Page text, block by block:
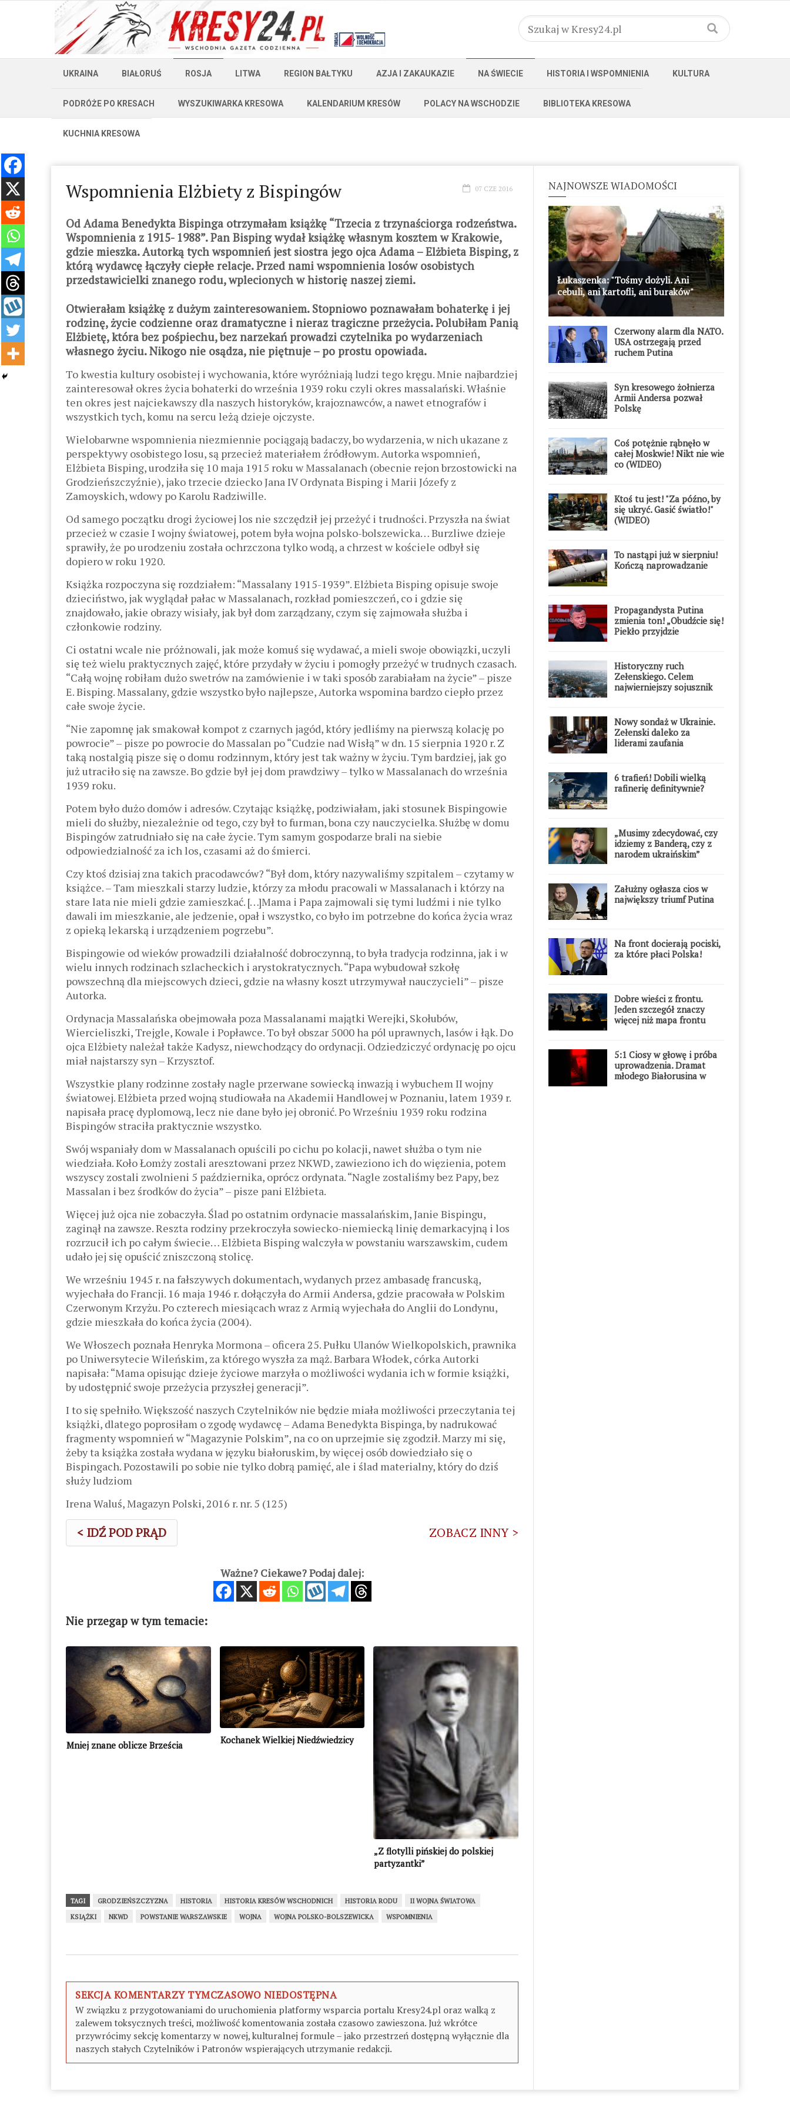
UKRAINA BIAŁORUŚ ROSJA LITWA REGION BAŁTYKU AZJA I ZAKAUKAZIE NA ŚWIECIE HISTORIA I WSPOMNIENIA KULTURA
PODRÓŻE PO KRESACH WYSZUKIWARKA KRESOWA KALENDARIUM KRESÓW POLACY NA WSCHODZIE BIBLIOTEKA KRESOWA
KUCHNIA KRESOWA
Wspomnienia Elżbiety z Bispingów 07 CZE 2016
Od Adama Benedykta Bispinga otrzymałam książkę “Trzecia z trzynaściorga rodzeństwa.
Wspomnienia z 1915- 1988”. Pan Bisping wydał książkę własnym kosztem w Krakowie,
gdzie mieszka. Autorką tych wspomnień jest siostra jego ojca Adama – Elżbieta Bisping, z
którą wydawcę łączyły ciepłe relacje. Przed nami wspomnienia losów osobistych
przedstawicielki znanego rodu, wplecionych w historię naszej ziemi.
Otwierałam książkę z dużym zainteresowaniem. Stopniowo poznawałam bohaterkę i jej
rodzinę, życie codzienne oraz dramatyczne i nieraz tragiczne przeżycia. Polubiłam Panią
Elżbietę, która bez pośpiechu, bez narzekań prowadzi czytelnika po wydarzeniach
własnego życiu. Nikogo nie osądza, nie piętnuje – po prostu opowiada.
To kwestia kultury osobistej i wychowania, które wyróżniają ludzi tego kręgu. Mnie najbardziej
zainteresował okres życia bohaterki do września 1939 roku czyli okres massalański. Właśnie
ten okres jest najciekawszy dla naszych historyków, krajoznawców, a nawet etnografów i
wszystkich tych, komu na sercu leżą dzieje ojczyste.
Wielobarwne wspomnienia niezmiennie pociągają badaczy, bo wydarzenia, w nich ukazane z
perspektywy osobistego losu, są przecież materiałem źródłowym. Autorka wspomnień,
Elżbieta Bisping, urodziła się 10 maja 1915 roku w Massalanach (obecnie rejon brzostowicki na
Grodzieńszczyźnie), jako trzecie dziecko Jana IV Ordynata Bisping i Marii Józefy z
Zamoyskich, wdowy po Karolu Radziwille.
Od samego początku drogi życiowej los nie szczędził jej przeżyć i trudności. Przyszła na świat
przecież w czasie I wojny światowej, potem była wojna polsko-bolszewicka… Burzliwe dzieje
sprawiły, że po urodzeniu została ochrzczona tylko wodą, a chrzest w kościele odbył się
dopiero w roku 1920.
Książka rozpoczyna się rozdziałem: “Massalany 1915-1939”. Elżbieta Bisping opisuje swoje
dzieciństwo, jak wyglądał pałac w Massalanach, rozkład pomieszczeń, co i gdzie się
znajdowało, jakie obrazy wisiały, jak był dom zarządzany, czym się zajmowała służba i
członkowie rodziny.
Ci ostatni wcale nie próżnowali, jak może komuś się wydawać, a mieli swoje obowiązki, uczyli
się też wielu praktycznych zajęć, które przydały w życiu i pomogły przeżyć w trudnych czasach.
“Całą wojnę robiłam dużo swetrów na zamówienie i w taki sposób zarabiałam na życie” – pisze
E. Bisping. Massalany, gdzie wszystko było najlepsze, Autorka wspomina bardzo ciepło przez
całe swoje życie.
“Nie zapomnę jak smakował kompot z czarnych jagód, który jedliśmy na pierwszą kolację po
powrocie” – pisze po powrocie do Massalan po “Cudzie nad Wisłą” w dn. 15 sierpnia 1920 r. Z
taką nostalgią pisze się o domu rodzinnym, który jest tak ważny w życiu. Tym bardziej, jak go
już utraciło się na zawsze. Bo gdzie był jej dom prawdziwy – tylko w Massalanach do września
1939 roku.
Potem było dużo domów i adresów. Czytając książkę, podziwiałam, jaki stosunek Bispingowie
mieli do służby, niezależnie od tego, czy był to furman, bona czy nauczycielka. Służbę w domu
Bispingów zatrudniało się na całe życie. Tym samym gospodarze brali na siebie
odpowiedzialność za ich los, czasami aż do śmierci.
Czy ktoś dzisiaj zna takich pracodawców? “Był dom, który nazywaliśmy szpitalem – czytamy w
książce. – Tam mieszkali starzy ludzie, którzy za młodu pracowali w Massalanach i którzy na
stare lata nie mieli gdzie zamieszkać. […]Mama i Papa zajmowali się tymi ludźmi i nie tylko
dawali im mieszkanie, ale jedzenie, opał i wszystko, co było im potrzebne do końca życia wraz
z opieką lekarską i urządzeniem pogrzebu”.
Bispingowie od wieków prowadzili działalność dobroczynną, to była tradycja rodzinna, jak i w
wielu innych rodzinach szlacheckich i arystokratycznych. “Papa wybudował szkołę
powszechną dla miejscowych dzieci, gdzie na własny koszt utrzymywał nauczycieli” – pisze
Autorka.
Ordynacja Massalańska obejmowała poza Massalanami majątki Werejki, Skołubów,
Wiercieliszki, Trejgle, Kowale i Popławce. To był obszar 5000 ha pól uprawnych, lasów i łąk. Do
ojca Elżbiety należał także Kadysz, niewchodzący do ordynacji. Odziedziczyć ordynację po ojcu
miał najstarszy syn – Krzysztof.
Wszystkie plany rodzinne zostały nagle przerwane sowiecką inwazją i wybuchem II wojny
światowej. Elżbieta przed wojną studiowała na Akademii Handlowej w Poznaniu, latem 1939 r.
napisała pracę dyplomową, lecz nie dane było jej obronić. Po Wrześniu 1939 roku rodzina
Bispingów straciła praktycznie wszystko.
Swój wspaniały dom w Massalanach opuścili po cichu po kolacji, nawet służba o tym nie
wiedziała. Koło Łomży zostali aresztowani przez NKWD, zawieziono ich do więzienia, potem
wszyscy zostali zwolnieni 5 października, oprócz ordynata. “Nagle zostaliśmy bez Papy, bez
Massalan i bez środków do życia” – pisze pani Elżbieta.
Więcej już ojca nie zobaczyła. Ślad po ostatnim ordynacie massalańskim, Janie Bispingu,
zaginął na zawsze. Reszta rodziny przekroczyła sowiecko-niemiecką linię demarkacyjną i los
rozrzucił ich po całym świecie… Elżbieta Bisping walczyła w powstaniu warszawskim, cudem
udało jej się opuścić zniszczoną stolicę.
We wrześniu 1945 r. na fałszywych dokumentach, wydanych przez ambasadę francuską,
wyjechała do Francji. 16 maja 1946 r. dołączyła do Armii Andersa, gdzie pracowała w Polskim
Czerwonym Krzyżu. Po czterech miesiącach wraz z Armią wyjechała do Anglii do Londynu,
gdzie mieszkała do końca życia (2004).
We Włoszech poznała Henryka Mormona – oficera 25. Pułku Ulanów Wielkopolskich, prawnika
po Uniwersytecie Wileńskim, za którego wyszła za mąż. Barbara Włodek, córka Autorki
napisała: “Mama opisując dzieje życiowe marzyła o możliwości wydania ich w formie książki,
by udostępnić swoje przeżycia przyszłej generacji”.
I to się spełniło. Większość naszych Czytelników nie będzie miała możliwości przeczytania tej
książki, dlatego poprosiłam o zgodę wydawcę – Adama Benedykta Bispinga, by nadrukować
fragmenty wspomnień w “Magazynie Polskim”, na co on uprzejmie się zgodził. Marzy mi się,
żeby ta książka została wydana w języku białoruskim, by więcej osób dowiedziało się o
Bispingach. Pozostawili po sobie nie tylko dobrą pamięć, ale i ślad materialny, który do dziś
służy ludziom
Irena Waluś, Magazyn Polski, 2016 r. nr. 5 (125)
< IDŹ POD PRĄD ZOBACZ INNY >
Ważne? Ciekawe? Podaj dalej:
Nie przegap w tym temacie:
Mniej znane oblicze Brześcia Kochanek Wielkiej Niedźwiedzicy
„Z flotylli pińskiej do polskiej
partyzantki”
TAGI GRODZIEŃSZCZYZNA HISTORIA HISTORIA KRESÓW WSCHODNICH HISTORIA RODU
II WOJNA ŚWIATOWA
KSIĄŻKI
NKWD POWSTANIE WARSZAWSKIE WOJNA WOJNA POLSKO-BOLSZEWICKA WSPOMNIENIA
SEKCJA KOMENTARZY TYMCZASOWO NIEDOSTĘPNA
W związku z przygotowaniami do uruchomienia platformy wsparcia portalu Kresy24.pl oraz walką z
zalewem toksycznych treści, możliwość komentowania została czasowo zawieszona. Już wkrótce
przywrócimy sekcję komentarzy w nowej, kulturalnej formule – jako przestrzeń dostępną wyłącznie dla
naszych stałych Czytelników i Patronów wspierających utrzymanie redakcji.
NAJNOWSZE WIADOMOŚCI
Łukaszenka: "Tośmy dożyli. Ani
cebuli, ani kartofli, ani buraków"
Czerwony alarm dla NATO.
USA ostrzegają przed
ruchem Putina
Syn kresowego żołnierza
Armii Andersa pozwał
Polskę
Coś potężnie rąbnęło w
całej Moskwie! Nikt nie wie
co (WIDEO)
Ktoś tu jest! "Za późno, by
się ukryć. Gasić światło!"
(WIDEO)
To nastąpi już w sierpniu!
Kończą naprowadzanie
Propagandysta Putina
zmienia ton! „Obudźcie się!
Piekło przyjdzie
Historyczny ruch
Zełenskiego. Celem
najwierniejszy sojusznik
Nowy sondaż w Ukrainie.
Zełenski daleko za
liderami zaufania
6 trafień! Dobili wielką
rafinerię definitywnie?
„Musimy zdecydować, czy
idziemy z Banderą, czy z
narodem ukraińskim”
Załużny ogłasza cios w
największy triumf Putina
Na front docierają pociski,
za które płaci Polska!
Dobre wieści z frontu.
Jeden szczegół znaczy
więcej niż mapa frontu
5:1 Ciosy w głowę i próba
uprowadzenia. Dramat
młodego Białorusina w